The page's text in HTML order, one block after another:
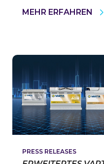
MEHR ERFAHREN
PRESS RELEASES